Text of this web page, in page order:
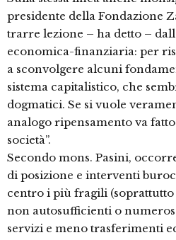
presidente della Fondazione
trarre lezione – ha detto –
economica-finanziaria: per
a sconvolgere alcuni
sistema capitalistico, che
dogmatici. Se si vuole
analogo ripensamento va
società”.
Secondo mons. Pasini,
di posizione e interventi
centro i più fragili
non autosufficienti o
servizi e meno trasferimenti